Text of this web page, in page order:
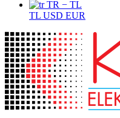
TR − TL
TL USD EUR